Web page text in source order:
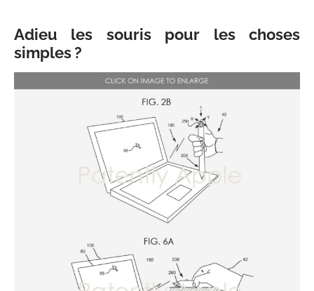
Adieu les souris pour les choses
simples ?